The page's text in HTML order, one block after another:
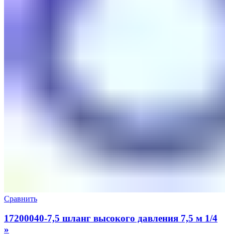
Сравнить
17200040-7,5 шланг высокого давления 7,5 м 1/4
»